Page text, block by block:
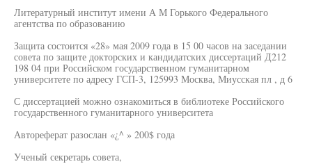
Литературный институт имени А М Горького Федерального
агентства по образованию
Защита состоится «28» мая 2009 года в 15 00 часов на заседании
совета по защите докторских и кандидатских диссертаций Д212
198 04 при Российском государственном гуманитарном
университете по адресу ГСП-3, 125993 Москва, Миусская пл , д 6
С диссертацией можно ознакомиться в библиотеке Российского
государственного гуманитарного университета
Автореферат разослан «¿^ » 200$ года
Ученый секретарь совета,